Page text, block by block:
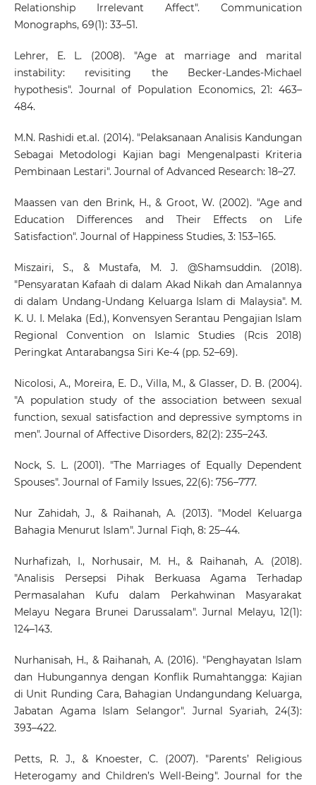
Relationship Irrelevant Affect". Communication
Monographs, 69(1): 33–51.
Lehrer, E. L. (2008). "Age at marriage and marital
instability: revisiting the Becker-Landes-Michael
hypothesis". Journal of Population Economics, 21: 463–
484.
M.N. Rashidi et.al. (2014). "Pelaksanaan Analisis Kandungan
Sebagai Metodologi Kajian bagi Mengenalpasti Kriteria
Pembinaan Lestari". Journal of Advanced Research: 18–27.
Maassen van den Brink, H., & Groot, W. (2002). "Age and
Education Differences and Their Effects on Life
Satisfaction". Journal of Happiness Studies, 3: 153–165.
Miszairi, S., & Mustafa, M. J. @Shamsuddin. (2018).
"Pensyaratan Kafaah di dalam Akad Nikah dan Amalannya
di dalam Undang-Undang Keluarga Islam di Malaysia". M.
K. U. I. Melaka (Ed.), Konvensyen Serantau Pengajian Islam
Regional Convention on Islamic Studies (Rcis 2018)
Peringkat Antarabangsa Siri Ke-4 (pp. 52–69).
Nicolosi, A., Moreira, E. D., Villa, M., & Glasser, D. B. (2004).
"A population study of the association between sexual
function, sexual satisfaction and depressive symptoms in
men". Journal of Affective Disorders, 82(2): 235–243.
Nock, S. L. (2001). "The Marriages of Equally Dependent
Spouses". Journal of Family Issues, 22(6): 756–777.
Nur Zahidah, J., & Raihanah, A. (2013). "Model Keluarga
Bahagia Menurut Islam". Jurnal Fiqh, 8: 25–44.
Nurhafizah, I., Norhusair, M. H., & Raihanah, A. (2018).
"Analisis Persepsi Pihak Berkuasa Agama Terhadap
Permasalahan Kufu dalam Perkahwinan Masyarakat
Melayu Negara Brunei Darussalam". Jurnal Melayu, 12(1):
124–143.
Nurhanisah, H., & Raihanah, A. (2016). "Penghayatan Islam
dan Hubungannya dengan Konflik Rumahtangga: Kajian
di Unit Runding Cara, Bahagian Undangundang Keluarga,
Jabatan Agama Islam Selangor". Jurnal Syariah, 24(3):
393–422.
Petts, R. J., & Knoester, C. (2007). "Parents’ Religious
Heterogamy and Children’s Well-Being". Journal for the